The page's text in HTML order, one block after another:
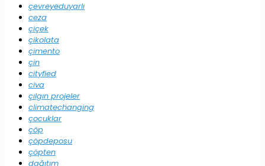
çevreyeduyarlı
ceza
çiçek
çikolata
çimento
çin
cityfied
civa
çılgın projeler
climatechanging
çocuklar
çöp
çöpdeposu
çöpten
dağıtım